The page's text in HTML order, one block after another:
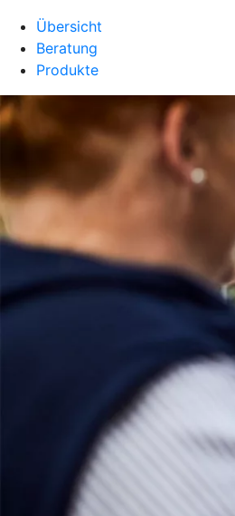
Übersicht
Beratung
Produkte